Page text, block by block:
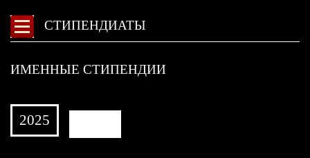
СТИПЕНДИАТЫ
ИМЕННЫЕ СТИПЕНДИИ
2025